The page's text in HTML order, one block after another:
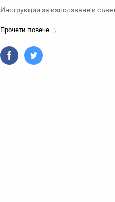
Инструкции за използване и
Прочети повече